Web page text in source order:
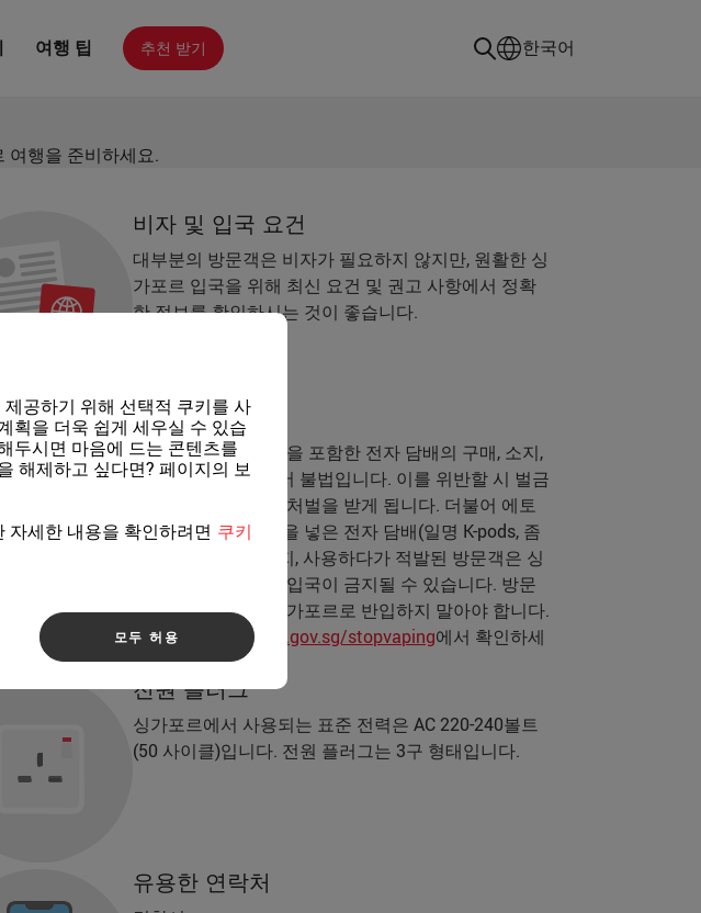
여행 팁 추천 받기 한국어
여행을 준비하세요.
비자 및 입국 요건
대부분의 방문객은 비자가 필요하지 않지만, 원활한 싱
가포르 입국을 위해 최신 요건 및 권고 사항에서 정확
한 정보를 확인하시는 것이 좋습니다.
전자 담배
전자 담배 관련 제품을 포함한 전자 담배의 구매, 소지,
사용은 싱가포르에서 불법입니다. 이를 위반할 시 벌금
또는 기소를 포함한 처벌을 받게 됩니다. 더불어 에토
미데이트 같은 약물을 넣은 전자 담배(일명 K-pods, 좀
비 담배)를 구매, 소지, 사용하다가 적발된 방문객은 싱
가포르 입국 또는 재입국이 금지될 수 있습니다. 방문
객은 이런 품목을 싱가포르로 반입하지 말아야 합니다.
자세한 정보는
www.gov.sg/stopvaping에서 확인하세
요.
전원 플러그
싱가포르에서 사용되는 표준 전력은 AC 220-240볼트
(50 사이클)입니다. 전원 플러그는 3구 형태입니다.
유용한 연락처
공하기 위해 선택적 쿠키를 사
획을 더욱 쉽게 세우실 수 있습
두시면 마음에 드는 콘텐츠를
해제하고 싶다면? 페이지의 보
자세한 내용을 확인하려면 쿠키
모두 허용